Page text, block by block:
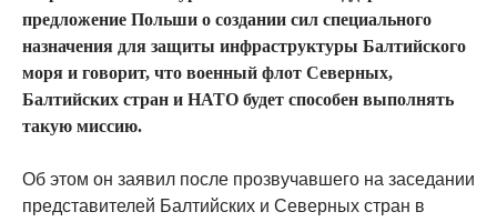
предложение Польши о создании сил специального
назначения для защиты инфраструктуры Балтийского
моря и говорит, что военный флот Северных,
Балтийских стран и НАТО будет способен выполнять
такую ​​миссию.
Об этом он заявил после прозвучавшего на заседании
представителей Балтийских и Северных стран в